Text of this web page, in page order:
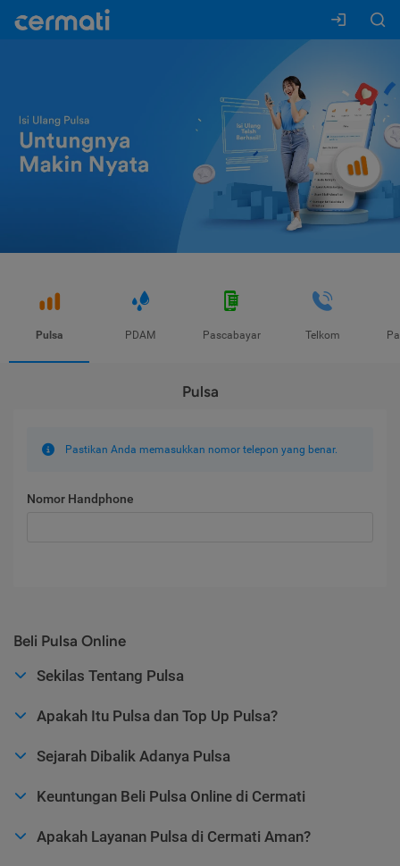
Pulsa PDAM Pascabayar Telkom
Pulsa
Pastikan Anda memasukkan nomor telepon yang benar.
Nomor Handphone
Beli Pulsa Online
Sekilas Tentang Pulsa
Apakah Itu Pulsa dan Top Up Pulsa?
Sejarah Dibalik Adanya Pulsa
Keuntungan Beli Pulsa Online di Cermati
Apakah Layanan Pulsa di Cermati Aman?